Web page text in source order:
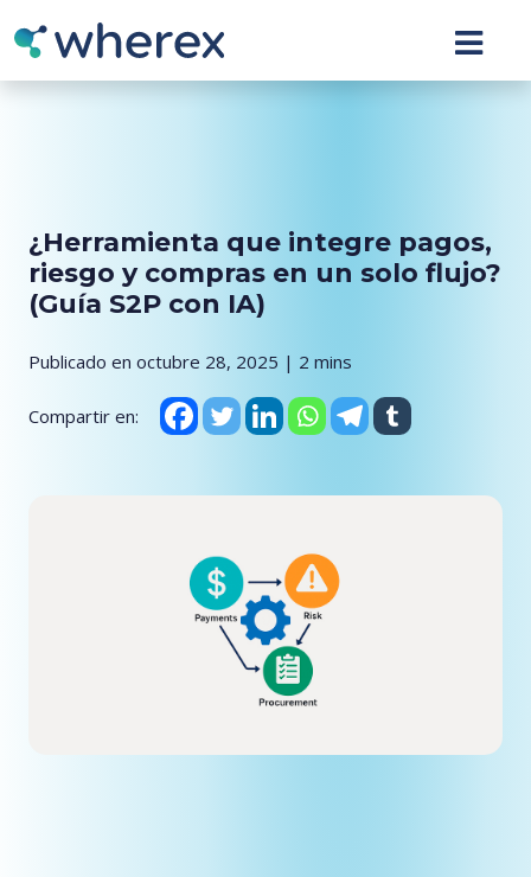
¿Herramienta que integre pagos,
riesgo y compras en un solo flujo?
(Guía S2P con IA)
Publicado en octubre 28, 2025 | 2 mins
Compartir en: